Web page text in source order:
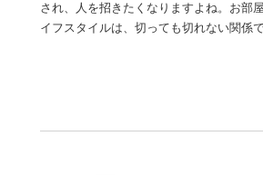
され、人を招きたくなりますよね。お部
イフスタイルは、切っても切れない関係